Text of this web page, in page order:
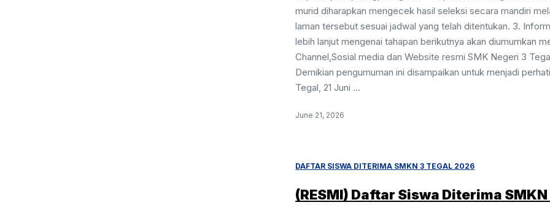
murid diharapkan mengecek hasil seleksi secara mandiri
laman tersebut sesuai jadwal yang telah ditentukan. 3.
lebih lanjut mengenai tahapan berikutnya akan diumumkan
Channel,Sosial media dan Website resmi SMK Negeri 3
Demikian pengumuman ini disampaikan untuk menjadi
Tegal, 21 Juni ...
June 21, 2026
DAFTAR SISWA DITERIMA SMKN 3 TEGAL 2026
(RESMI) Daftar Siswa Diterima SMKN